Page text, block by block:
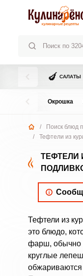
🍆 САЛАТЫ
Окрошка
/ Поиск блюд
/
Тефтели из
ТЕФТЕЛИ
Тефтели из
это блюдо,
фарш, обычно
круглые
обжариваются